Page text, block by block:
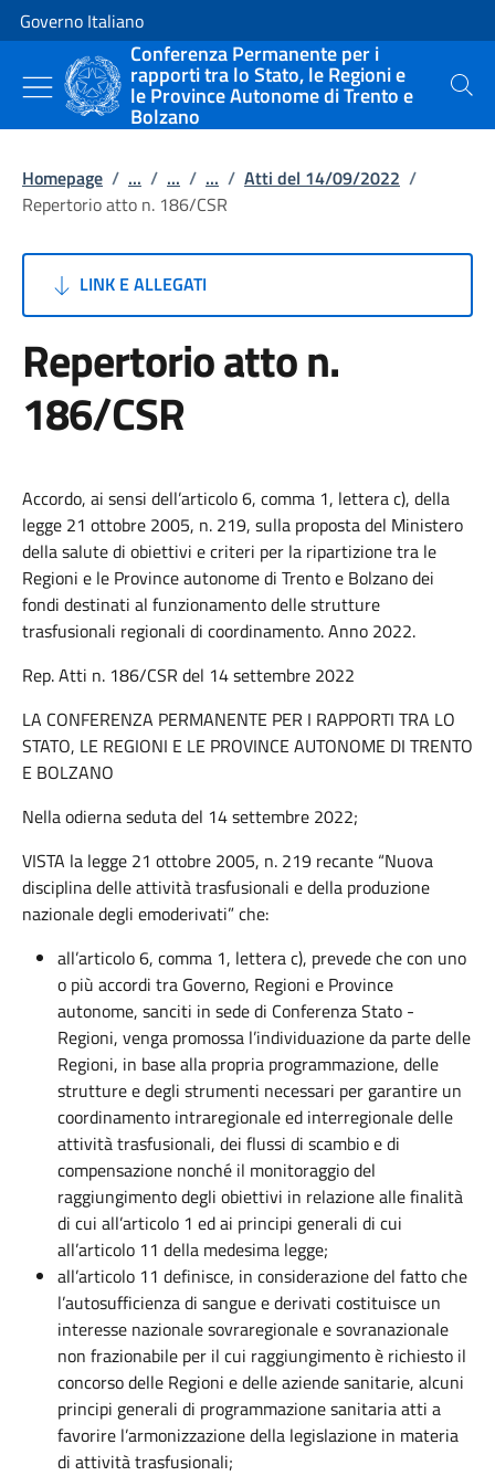
Vai al contenuto
Vai alla navigazione del sito
Governo Italiano
Conferenza Permanente per i
rapporti tra lo Stato, le Regioni e
le Province Autonome di Trento e
Bolzano
Cerca
Homepage / ... / ... / ... / Atti del 14/09/2022 /
Repertorio atto n. 186/CSR
LINK E ALLEGATI
Repertorio atto n.
186/CSR
Accordo, ai sensi dell’articolo 6, comma 1, lettera c), della
legge 21 ottobre 2005, n. 219, sulla proposta del Ministero
della salute di obiettivi e criteri per la ripartizione tra le
Regioni e le Province autonome di Trento e Bolzano dei
fondi destinati al funzionamento delle strutture
trasfusionali regionali di coordinamento. Anno 2022.
Rep. Atti n. 186/CSR del 14 settembre 2022
LA CONFERENZA PERMANENTE PER I RAPPORTI TRA LO
STATO, LE REGIONI E LE PROVINCE AUTONOME DI TRENTO
E BOLZANO
Nella odierna seduta del 14 settembre 2022;
VISTA la legge 21 ottobre 2005, n. 219 recante “Nuova
disciplina delle attività trasfusionali e della produzione
nazionale degli emoderivati” che:
all’articolo 6, comma 1, lettera c), prevede che con uno
o più accordi tra Governo, Regioni e Province
autonome, sanciti in sede di Conferenza Stato -
Regioni, venga promossa l’individuazione da parte delle
Regioni, in base alla propria programmazione, delle
strutture e degli strumenti necessari per garantire un
coordinamento intraregionale ed interregionale delle
attività trasfusionali, dei flussi di scambio e di
compensazione nonché il monitoraggio del
raggiungimento degli obiettivi in relazione alle finalità
di cui all’articolo 1 ed ai principi generali di cui
all’articolo 11 della medesima legge;
all’articolo 11 definisce, in considerazione del fatto che
l’autosufficienza di sangue e derivati costituisce un
interesse nazionale sovraregionale e sovranazionale
non frazionabile per il cui raggiungimento è richiesto il
concorso delle Regioni e delle aziende sanitarie, alcuni
principi generali di programmazione sanitaria atti a
favorire l’armonizzazione della legislazione in materia
di attività trasfusionali;